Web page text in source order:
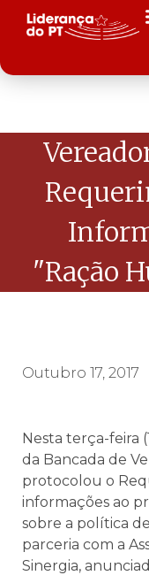
"Ração
Outubro 17, 2017
Nesta terça-feira
da Bancada de
protocolou o
informações ao
sobre a política
parceria com a
Sinergia,